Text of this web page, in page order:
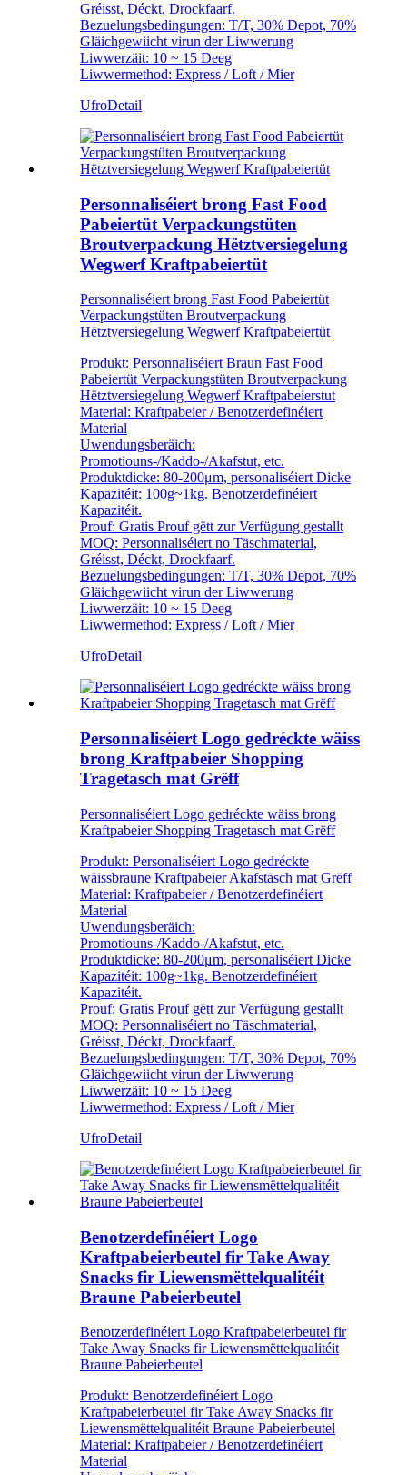
Gréisst, Déckt, Drockfaarf.
Bezuelungsbedingungen: T/T, 30% Depot, 70%
Gläichgewiicht virun der Liwwerung
Liwwerzäit: 10 ~ 15 Deeg
Liwwermethod: Express / Loft / Mier
UfroDetail
Personnaliséiert brong Fast Food
Pabeiertüt Verpackungstüten
Broutverpackung Hëtztversiegelung
Wegwerf Kraftpabeiertüt
Personnaliséiert brong Fast Food Pabeiertüt
Verpackungstüten Broutverpackung
Hëtztversiegelung Wegwerf Kraftpabeiertüt
Produkt: Personnaliséiert Braun Fast Food
Pabeiertüt Verpackungstüten Broutverpackung
Hëtztversiegelung Wegwerf Kraftpabeierstut
Material: Kraftpabeier / Benotzerdefinéiert
Material
Uwendungsberäich:
Promotiouns-/Kaddo-/Akafstut, etc.
Produktdicke: 80-200μm, personaliséiert Dicke
Kapazitéit: 100g~1kg. Benotzerdefinéiert
Kapazitéit.
Prouf: Gratis Prouf gëtt zur Verfügung gestallt
MOQ: Personnaliséiert no Täschmaterial,
Gréisst, Déckt, Drockfaarf.
Bezuelungsbedingungen: T/T, 30% Depot, 70%
Gläichgewiicht virun der Liwwerung
Liwwerzäit: 10 ~ 15 Deeg
Liwwermethod: Express / Loft / Mier
UfroDetail
Personnaliséiert Logo gedréckte wäiss
brong Kraftpabeier Shopping
Tragetasch mat Grëff
Personnaliséiert Logo gedréckte wäiss brong
Kraftpabeier Shopping Tragetasch mat Grëff
Produkt: Personaliséiert Logo gedréckte
wäissbraune Kraftpabeier Akafstäsch mat Grëff
Material: Kraftpabeier / Benotzerdefinéiert
Material
Uwendungsberäich:
Promotiouns-/Kaddo-/Akafstut, etc.
Produktdicke: 80-200μm, personaliséiert Dicke
Kapazitéit: 100g~1kg. Benotzerdefinéiert
Kapazitéit.
Prouf: Gratis Prouf gëtt zur Verfügung gestallt
MOQ: Personnaliséiert no Täschmaterial,
Gréisst, Déckt, Drockfaarf.
Bezuelungsbedingungen: T/T, 30% Depot, 70%
Gläichgewiicht virun der Liwwerung
Liwwerzäit: 10 ~ 15 Deeg
Liwwermethod: Express / Loft / Mier
UfroDetail
Benotzerdefinéiert Logo
Kraftpabeierbeutel fir Take Away
Snacks fir Liewensmëttelqualitéit
Braune Pabeierbeutel
Benotzerdefinéiert Logo Kraftpabeierbeutel fir
Take Away Snacks fir Liewensmëttelqualitéit
Braune Pabeierbeutel
Produkt: Benotzerdefinéiert Logo
Kraftpabeierbeutel fir Take Away Snacks fir
Liewensmëttelqualitéit Braune Pabeierbeutel
Material: Kraftpabeier / Benotzerdefinéiert
Material